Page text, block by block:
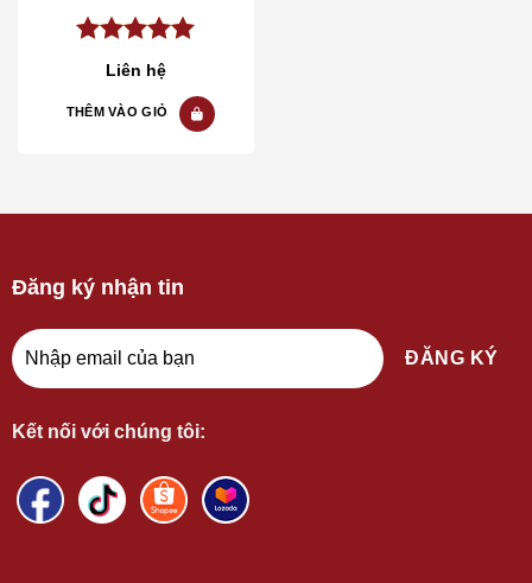
5.00 out of
Liên hệ
THÊM VÀO GIỎ
Đăng ký nhận tin
Kết nối với chúng tôi: